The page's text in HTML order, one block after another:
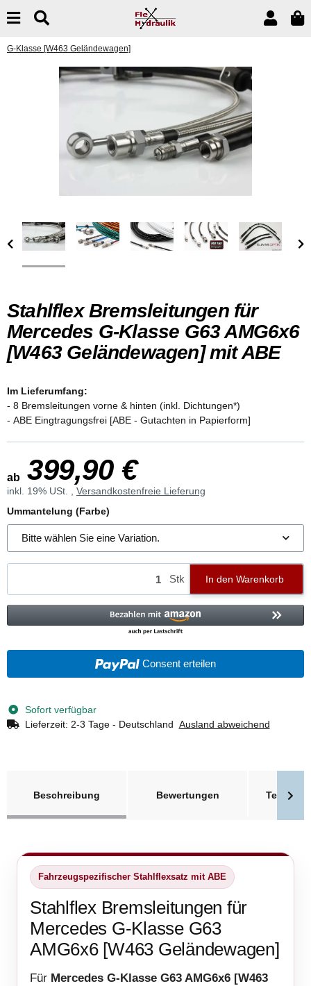
G-Klasse [W463 Geländewagen]
Stahlflex Bremsleitungen für
Mercedes G-Klasse G63 AMG6x6
[W463 Geländewagen] mit ABE
Im Lieferumfang:
- 8 Bremsleitungen vorne & hinten (inkl. Dichtungen*)
- ABE Eingtragungsfrei [ABE - Gutachten in Papierform]
ab 399,90 €
inkl. 19% USt. , Versandkostenfreie Lieferung
Ummantelung (Farbe)
Bitte wählen Sie eine Variation.
Stk In den Warenkorb
Consent erteilen
Sofort verfügbar
Lieferzeit: 2-3 Tage - Deutschland Ausland abweichend
Beschreibung
Bewertungen
Fahrzeugspezifischer Stahlflexsatz mit ABE
Stahlflex Bremsleitungen für
Mercedes G-Klasse G63
AMG6x6 [W463 Geländewagen]
Für Mercedes G-Klasse G63 AMG6x6 [W463